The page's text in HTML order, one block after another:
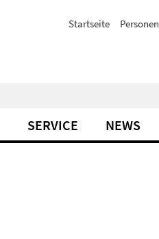
Startseite Personen
SERVICE NEWS